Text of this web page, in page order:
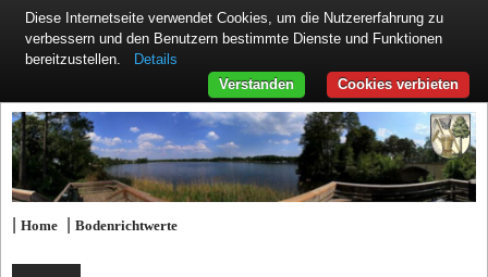
|Home |Bodenrichtwerte
Diese Internetseite verwendet Cookies, um die Nutzererfahrung zu
verbessern und den Benutzern bestimmte Dienste und Funktionen
bereitzustellen.
Details
Cookies verbieten
Verstanden